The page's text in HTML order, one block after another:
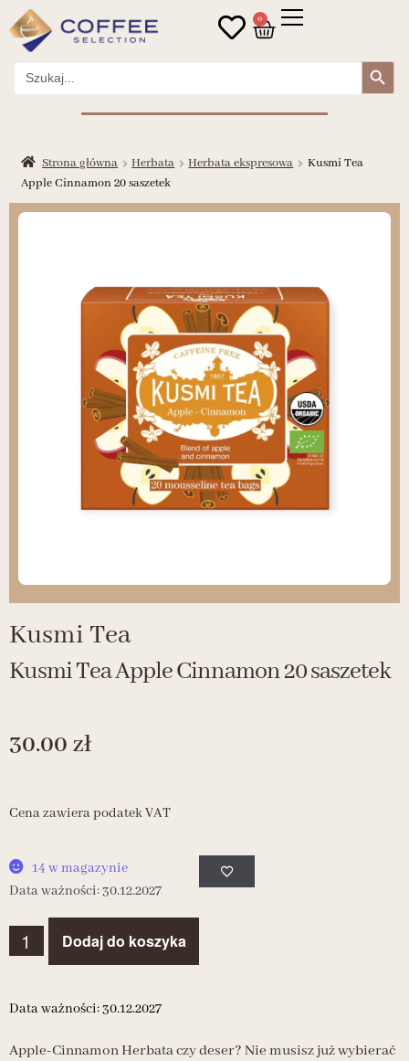
0
Search
for:
Search Button
Strona główna Herbata Herbata ekspresowa
Kusmi Tea
Apple Cinnamon 20 saszetek
Kusmi Tea
Kusmi Tea Apple Cinnamon 20 saszetek
30.00 zł
Cena zawiera podatek VAT
14 w magazynie
Data ważności: 30.12.2027
Dodaj do koszyka
Data ważności: 30.12.2027
Apple-Cinnamon Herbata czy deser? Nie musisz już wybierać